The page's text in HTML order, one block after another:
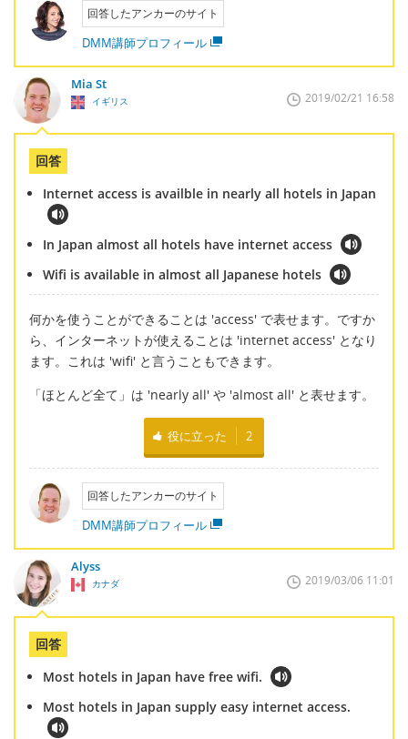
回答したアンカーのサイト
DMM講師プロフィール
Mia St
イギリス 2019/02/21 16:58
回答
Internet access is availble in nearly all hotels in Japan
In Japan almost all hotels have internet access
Wifi is available in almost all Japanese hotels
何かを使うことができることは 'access' で表せます。ですか
ら、インターネットが使えることは 'internet access' となり
ます。これは 'wifi' と言うこともできます。
「ほとんど全て」は 'nearly all' や 'almost all' と表せます。
役に立った 2
回答したアンカーのサイト
DMM講師プロフィール
Alyss
カナダ 2019/03/06 11:01
回答
Most hotels in Japan have free wifi.
Most hotels in Japan supply easy internet access.